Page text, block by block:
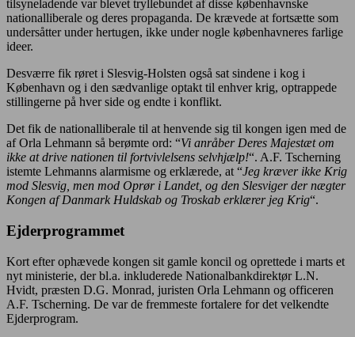
tilsyneladende var blevet tryllebundet af disse københavnske
nationalliberale og deres propaganda. De krævede at fortsætte som
undersåtter under hertugen, ikke under nogle københavneres farlige
ideer.
Desværre fik røret i Slesvig-Holsten også sat sindene i kog i
København og i den sædvanlige optakt til enhver krig, optrappede
stillingerne på hver side og endte i konflikt.
Det fik de nationalliberale til at henvende sig til kongen igen med de
af Orla Lehmann så berømte ord: “Vi anråber Deres Majestæt om
ikke at drive nationen til fortvivlelsens selvhjælp!“. A.F. Tscherning
istemte Lehmanns alarmisme og erklærede, at “Jeg kræver ikke Krig
mod Slesvig, men mod Oprør i Landet, og den Slesviger der nægter
Kongen af Danmark Huldskab og Troskab erklærer jeg Krig“.
Ejderprogrammet
Kort efter ophævede kongen sit gamle koncil og oprettede i marts et
nyt ministerie, der bl.a. inkluderede Nationalbankdirektør L.N.
Hvidt, præsten D.G. Monrad, juristen Orla Lehmann og officeren
A.F. Tscherning. De var de fremmeste fortalere for det velkendte
Ejderprogram.